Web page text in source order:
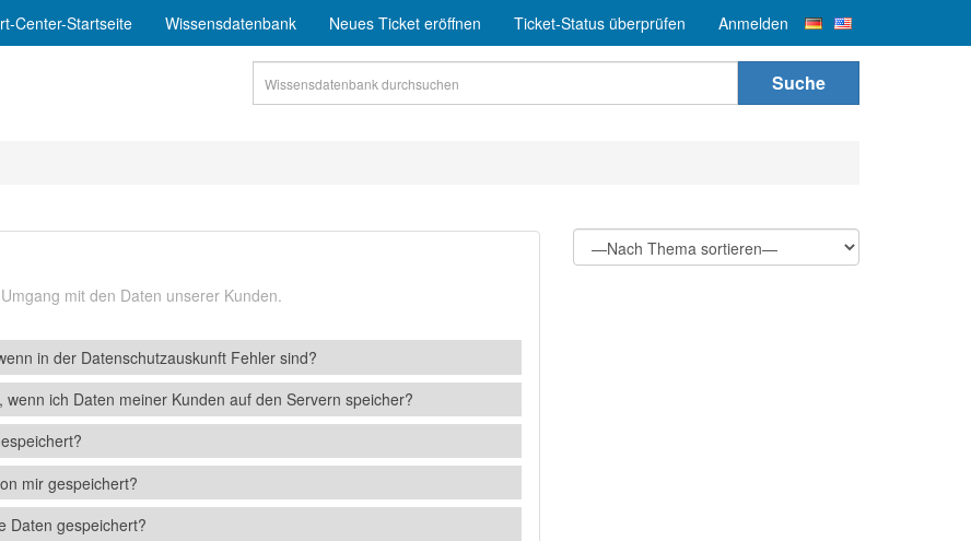
Center-Startseite Wissensdatenbank Neues Ticket eröffnen Ticket-Status überprüfen Anmelden
Suche
mit den Daten unserer Kunden.
in der Datenschutzauskunft Fehler sind?
wenn ich Daten meiner Kunden auf den Servern speicher?
mir gespeichert?
Daten gespeichert?